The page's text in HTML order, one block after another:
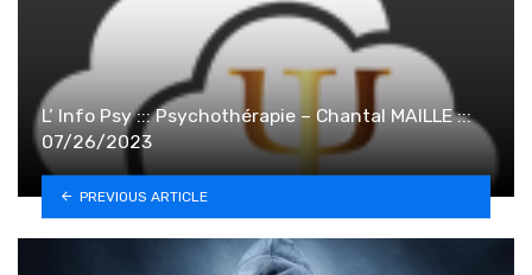
L’ Info Psy ::: Psychothérapie – Chantal MAILLE :::
07/26/2023
PREVIOUS ARTICLE